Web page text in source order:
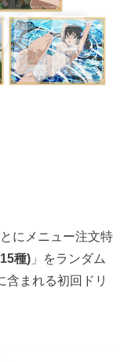
にメニュー注文特
種) 」をランダム
まれる初回ドリ